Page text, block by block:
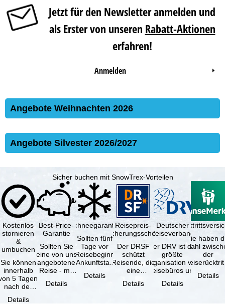
Jetzt für den Newsletter anmelden und
als Erster von unseren Rabatt-Aktionen
erfahren!
Anmelden
Angebote Weihnachten 2026
Angebote Silvester 2026/2027
Sicher buchen mit SnowTrex-Vorteilen
Kostenlos
stornieren
&
umbuchen
Sie können
innerhalb
5 Tagen
nach der
kostenfrei
Details
Best-Price-
Garantie
Sollten Sie
eine von uns
angebotene
Reise - mit
Leistung und
Details
Schneegarantie
Sollten fünf
Tage vor
Reisebeginn
(Ankunftstag)
Schneemangel
Details
Reisepreis-
Sicherungsschein
Der DRSF
schützt
Reisende, die
eine
oder
Details
Deutscher
Reiseverband
Der DRV ist die
größte
Organisation von
Reisebüros und
Reiseveranstaltern
in …
Details
Sie haben
Wahl
der
(inklusive
Details